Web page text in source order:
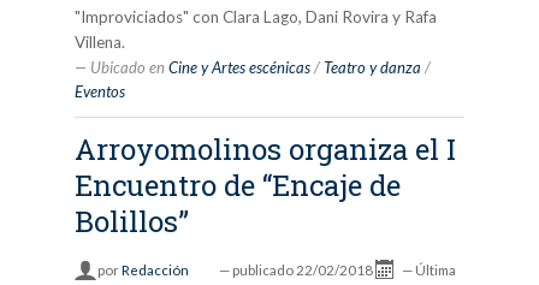
"Improviciados" con Clara Lago, Dani Rovira y Rafa
Villena.
Ubicado en Cine y Artes escénicas /Teatro y danza /
Eventos
Arroyomolinos organiza el I
Encuentro de “Encaje de
Bolillos”
porRedacción — publicado 22/02/2018 — Última